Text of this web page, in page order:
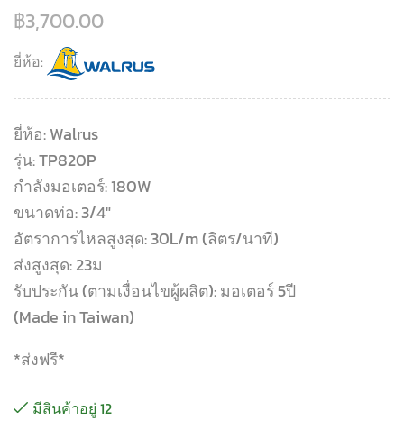
฿3,700.00
ยี่ห้อ:
ยี่ห้อ: Walrus
รุ่น: TP820P
กำลังมอเตอร์: 180W
ขนาดท่อ: 3/4″
อัตราการไหลสูงสุด: 30L/m (ลิตร/นาที)
ส่งสูงสุด: 23ม
รับประกัน (ตามเงื่อนไขผู้ผลิต): มอเตอร์ 5ปี
(Made in Taiwan)
*ส่งฟรี*
มีสินค้าอยู่ 12